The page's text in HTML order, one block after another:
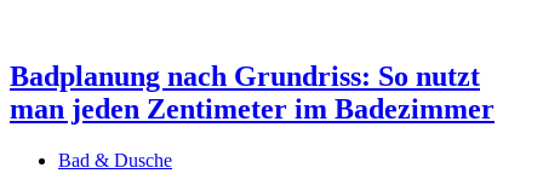
Badplanung nach Grundriss: So nutzt
man jeden Zentimeter im Badezimmer
Bad & Dusche